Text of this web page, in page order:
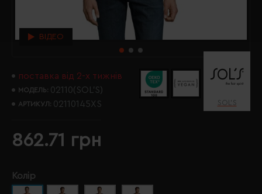
ВІДЕО
поставка від 2-х тижнів
МОДЕЛЬ: 02110(SOL’S)
АРТИКУЛ: 02110145XS SOL’S
862.71 грн
Колір